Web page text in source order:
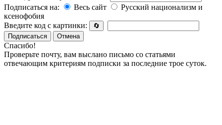
Подписаться на:
Весь сайт
Русский национализм и
ксенофобия
Введите код с картинки:
🔄
Подписаться
Отмена
Спасибо!
Проверьте почту, вам выслано письмо со статьями
отвечающим критериям подписки за последние трое суток.